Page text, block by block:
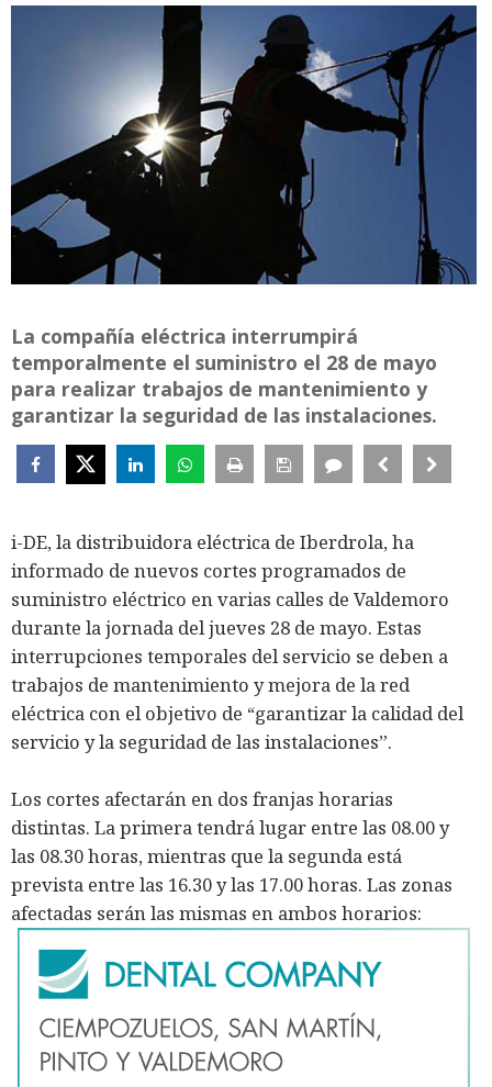
La compañía eléctrica interrumpirá
temporalmente el suministro el 28 de mayo
para realizar trabajos de mantenimiento y
garantizar la seguridad de las instalaciones.
i-DE, la distribuidora eléctrica de Iberdrola, ha
informado de nuevos cortes programados de
suministro eléctrico en varias calles de Valdemoro
durante la jornada del jueves 28 de mayo. Estas
interrupciones temporales del servicio se deben a
trabajos de mantenimiento y mejora de la red
eléctrica con el objetivo de “garantizar la calidad del
servicio y la seguridad de las instalaciones”.
Los cortes afectarán en dos franjas horarias
distintas. La primera tendrá lugar entre las 08.00 y
las 08.30 horas, mientras que la segunda está
prevista entre las 16.30 y las 17.00 horas. Las zonas
afectadas serán las mismas en ambos horarios: